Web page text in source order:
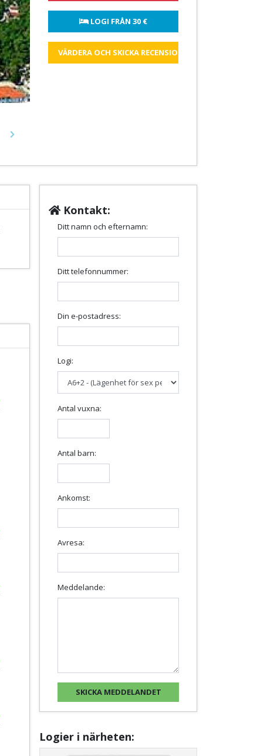
Next
LOGI FRÅN 30 €
VÄRDERA OCH SKICKA RECENSIONEN
Kontakt:
Ditt namn och efternamn:
Ditt telefonnummer:
Din e-postadress:
Logi:
Antal vuxna:
Antal barn:
Ankomst:
Avresa:
Meddelande:
Logier i närheten: